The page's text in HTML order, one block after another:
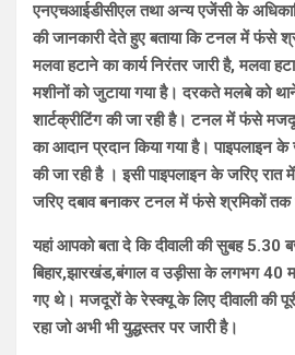
एनएचआईडीसीएल तथा अन्य एजेंसी के
की जानकारी देते हुए बताया कि टनल में फंसे
मलवा हटाने का कार्य निरंतर जारी है, मलवा
मशीनों को जुटाया गया है। दरकते मलबे को
शार्टक्रीटिंग की जा रही है। टनल में फंसे
का आदान प्रदान किया गया है। पाइपलाइन
की जा रही है । इसी पाइपलाइन के जरिए
जरिए दबाव बनाकर टनल में फंसे श्रमिकों
यहां आपको बता दे कि दीवाली की सुबह 5.30
बिहार,झारखंड,बंगाल व उड़ीसा के लगभग
गए थे। मजदूरों के रेस्क्यू के लिए दीवाली की
रहा जो अभी भी युद्धस्तर पर जारी है।